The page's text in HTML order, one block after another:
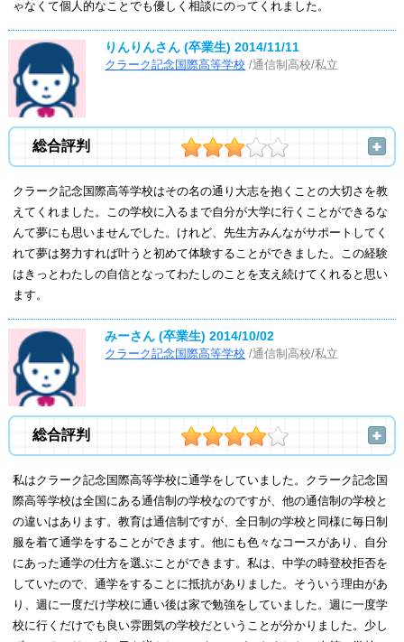
ゃなくて個人的なことでも優しく相談にのってくれました。
りんりんさん (卒業生)2014/11/11
クラーク記念国際高等学校 /通信制高校/私立
総合評判
クラーク記念国際高等学校はその名の通り大志を抱くことの大切さを教
えてくれました。この学校に入るまで自分が大学に行くことができるな
んて夢にも思いませんでした。けれど、先生方みんながサポートしてく
れて夢は努力すれば叶うと初めて体験することができました。この経験
はきっとわたしの自信となってわたしのことを支え続けてくれると思い
ます。
みーさん (卒業生)2014/10/02
クラーク記念国際高等学校 /通信制高校/私立
総合評判
私はクラーク記念国際高等学校に通学をしていました。クラーク記念国
際高等学校は全国にある通信制の学校なのですが、他の通信制の学校と
の違いはあります。教育は通信制ですが、全日制の学校と同様に毎日制
服を着て通学をすることができます。他にも色々なコースがあり、自分
にあった通学の仕方を選ぶことができます。私は、中学の時登校拒否を
していたので、通学をすることに抵抗がありました。そういう理由があ
り、週に一度だけ学校に通い後は家で勉強をしていました。週に一度学
校に行くだけでも良い雰囲気の学校だということが分かりました。少し